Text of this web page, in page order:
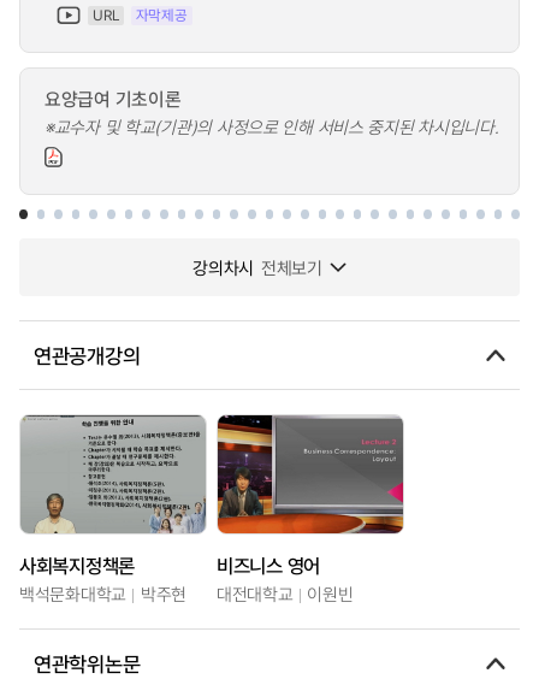
URL 자막제공
요양급여 기초이론
※교수자 및 학교(기관)의 사정으로 인해 서비스 중지된 차시입니다.
강의차시 전체보기
연관공개강의
사회복지정책론
백석문화대학교 박주현
비즈니스 영어
대전대학교 이원빈
연관학위논문